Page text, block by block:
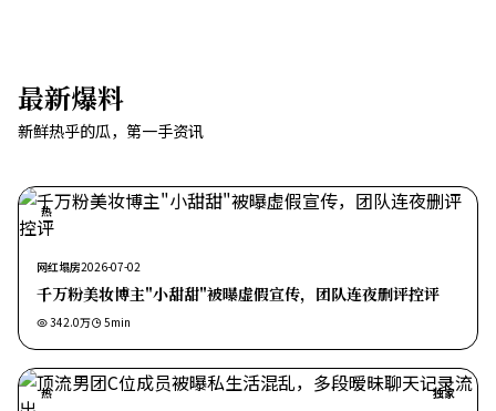
最新爆料
新鲜热乎的瓜，第一手资讯
热
网红塌房2026-07-02
千万粉美妆博主"小甜甜"被曝虚假宣传，团队连夜删评控评
342.0万 5min
热 独家